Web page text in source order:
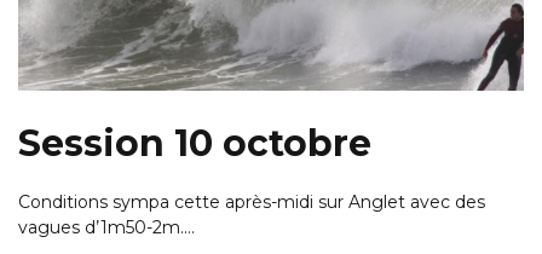
Session 10 octobre
Conditions sympa cette après-midi sur Anglet avec des
vagues d’1m50-2m.…